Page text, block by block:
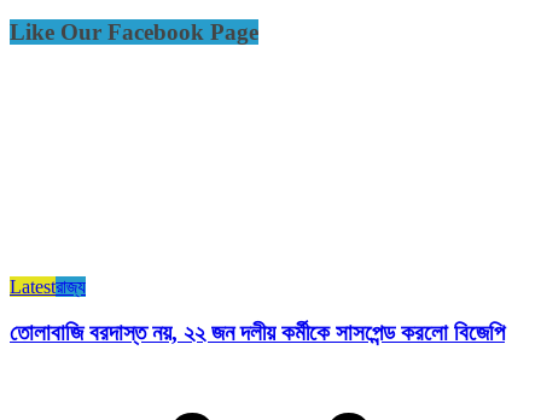
Like Our Facebook Page
Latestরাজ্য​
তোলাবাজি বরদাস্ত নয়, ২২ জন দলীয় কর্মীকে সাসপেন্ড করলো বিজেপি